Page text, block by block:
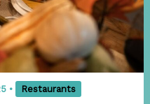
• Restaurants